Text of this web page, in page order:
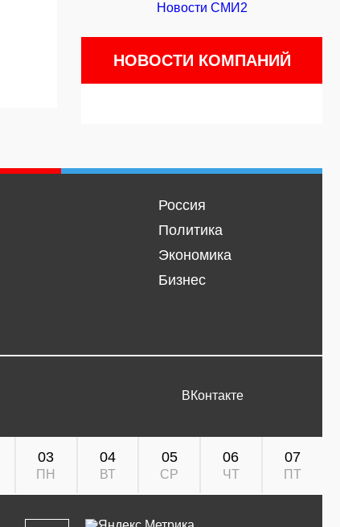
Новости СМИ2
НОВОСТИ КОМПАНИЙ
Россия
Политика
Экономика
Бизнес
ВКонтакте
03
ПН
04
ВТ
05
СР
06
ЧТ
07
ПТ